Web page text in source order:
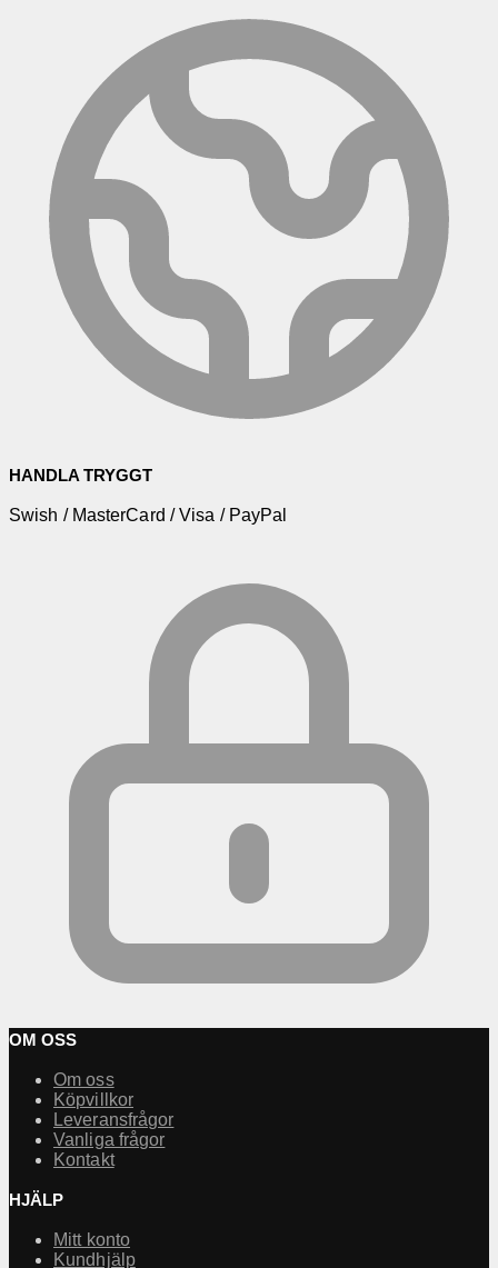
HANDLA TRYGGT
Swish / MasterCard / Visa / PayPal
OM OSS
Om oss
Köpvillkor
Leveransfrågor
Vanliga frågor
Kontakt
HJÄLP
Mitt konto
Kundhjälp